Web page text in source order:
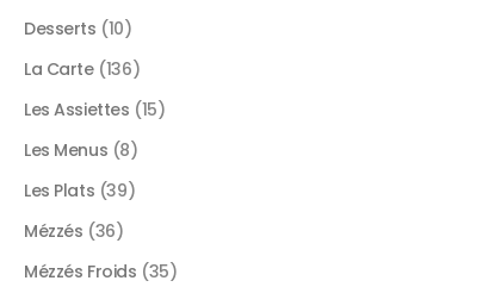
Desserts (10)
La Carte (136)
Les Assiettes (15)
Les Menus (8)
Les Plats (39)
Mézzés (36)
Mézzés Froids (35)